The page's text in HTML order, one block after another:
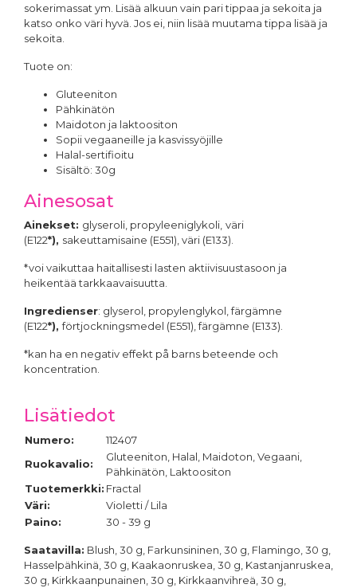
Pastaväri
- Fractal
4,70 €
Pastaväri Ruskea, 30 g -
Fractal
4,70 €
Pastaväri
Kastanjanruskea, 30g -
Fractal
Pastaväri
Orkideanvioletti, 30 g -
4,70 €
4,70 €
sokerimassat ym. Lisää alkuun vain pari tippaa ja sekoita ja
katso onko väri hyvä. Jos ei, niin lisää muutama tippa lisää ja
sekoita.
Tuote on:
Gluteeniton
Pähkinätön
Maidoton ja laktoositon
Sopii vegaaneille ja kasvissyöjille
Halal-sertifioitu
Sisältö: 30g
Ainesosat
Ainekset: glyseroli, propyleeniglykoli, väri
(E122*), sakeuttamisaine (E551), väri (E133).
*voi vaikuttaa haitallisesti lasten aktiivisuustasoon ja
heikentää tarkkaavaisuutta.
Ingredienser: glyserol, propylenglykol, färgämne
(E122*),förtjockningsmedel (E551), färgämne (E133).
*kan ha en negativ effekt på barns beteende och
koncentration.
Lisätiedot
Numero:
112407
Ruokavalio:
Gluteeniton, Halal, Maidoton, Vegaani,
Pähkinätön, Laktoositon
Tuotemerkki: Fractal
Väri:
Violetti / Lila
Paino:
30 - 39 g
Saatavilla: Blush, 30 g, Farkunsininen, 30 g, Flamingo, 30 g,
Hasselpähkinä, 30 g, Kaakaonruskea, 30 g, Kastanjanruskea,
30 g, Kirkkaanpunainen, 30 g, Kirkkaanvihreä, 30 g,